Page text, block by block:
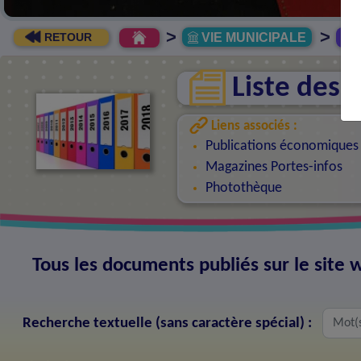
RETOUR > VIE MUNICIPALE >
Liste des
Liens associés :
Publications économiques
Magazines Portes-infos
Photothèque
Tous les documents publiés sur le site
Recherche textuelle (sans caractère spécial) :